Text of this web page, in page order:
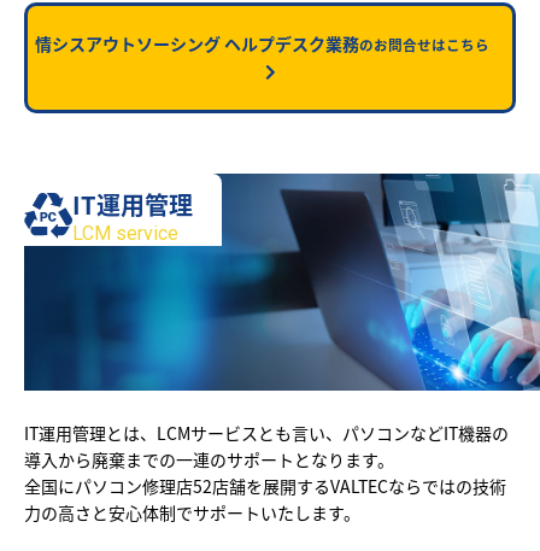
情シスアウトソーシング ヘルプデスク業務のお問合せはこちら
IT運用管理
LCM service
IT運用管理とは、LCMサービスとも言い、パソコンなどIT機器の
導入から廃棄までの一連のサポートとなります。
全国にパソコン修理店52店舗を展開するVALTECならではの技術
力の高さと安心体制でサポートいたします。